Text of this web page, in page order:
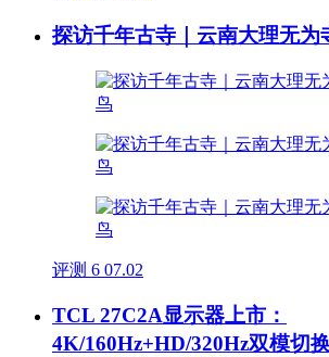
探访千年古寺｜云南大理无为
评测 6 07.02
TCL 27C2A显示器上市：
4K/160Hz+HD/320Hz双模切